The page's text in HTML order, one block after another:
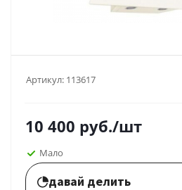
Артикул: 113617
10 400 руб./шт
Мало
давай делить